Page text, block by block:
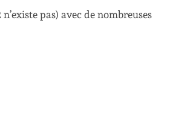
pas) avec de nombreuses